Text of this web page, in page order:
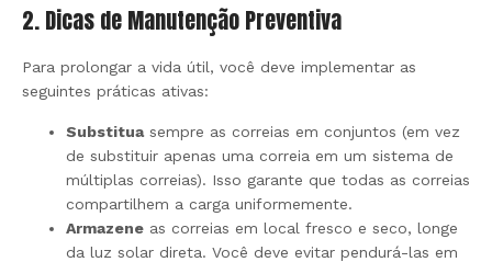
2. Dicas de Manutenção Preventiva
Para prolongar a vida útil, você deve implementar as
seguintes práticas ativas:
Substituasempre as correias em conjuntos (em vez
de substituir apenas uma correia em um sistema de
múltiplas correias). Isso garante que todas as correias
compartilhem a carga uniformemente.
Armazene as correias em local fresco e seco, longe
da luz solar direta. Você deve evitar pendurá-las em